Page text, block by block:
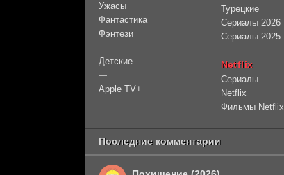
Ужасы
Фантастика
Фэнтези
—
Детские
—
Apple TV+
Турецкие
Сериалы 2026
Сериалы 2025
Netflix
Сериалы
Netflix
Фильмы Netflix
Последние комментарии